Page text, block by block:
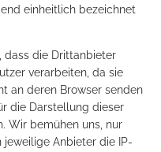
einheitlich bezeichnet
dass die Drittanbieter
verarbeiten, da sie
an deren Browser senden
die Darstellung dieser
Wir bemühen uns, nur
Anbieter die IP-